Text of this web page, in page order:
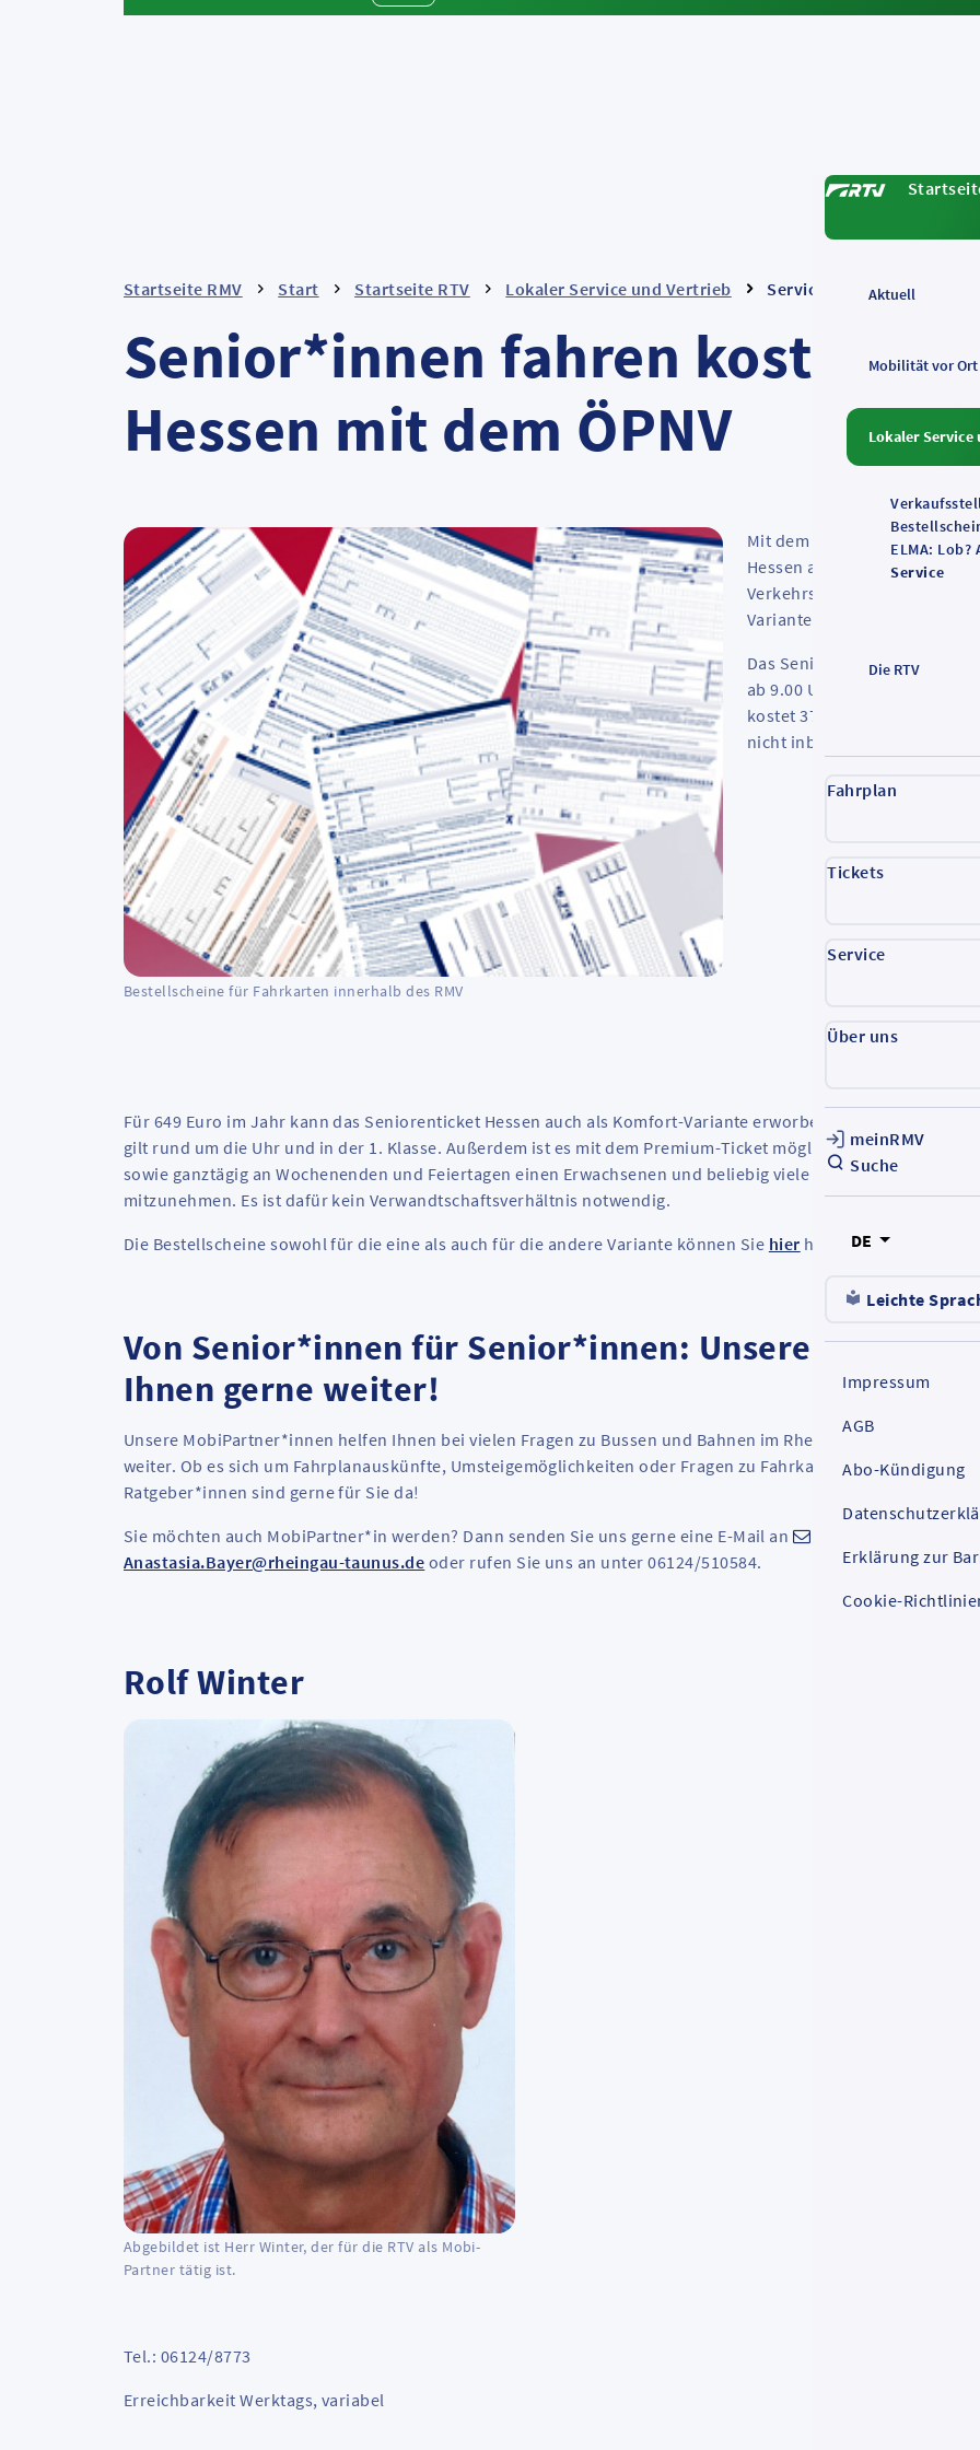
Aktuell
Mobilität vor Ort
Lokaler Service
ELMA: Lob?
Service
Die RTV
Fahrplan
Tickets
Service
Über uns
meinRMV
Suche
DE
Leichte
Impressum
AGB
Abo-Kündigung
Erklärung zur
Cookie-
Startseite RMV Start Startseite RTV Lokaler Service und Vertrieb Service
Senior*innen fahren
Hessen mit dem ÖPNV
Bestellscheine für Fahrkarten innerhalb des RMV
Mit dem Seniorenticket
Hessen ab dem 1. Januar
Verkehrsmitteln von A nach
Varianten – als Basis- und
Das Seniorenticket gilt für
ab 9.00 Uhr morgens sowie
kostet 379 Euro im Jahr.
nicht inbegriffen.
Für 649 Euro im Jahr kann das Seniorenticket Hessen auch als Komfort-Variante erworben werden. Diese
gilt rund um die Uhr und in der 1. Klasse. Außerdem ist es mit dem Premium-Ticket möglich, nach 19.00 Uhr
sowie ganztägig an Wochenenden und Feiertagen einen Erwachsenen und beliebig viele Kinder unter 15
mitzunehmen. Es ist dafür kein Verwandtschaftsverhältnis notwendig.
Die Bestellscheine sowohl für die eine als auch für die andere Variante können Sie hier herunterladen.
Von Senior*innen für Senior*innen: Unsere Mobi-
Ihnen gerne weiter!
Unsere MobiPartner*innen helfen Ihnen bei vielen Fragen zu Bussen und Bahnen im Rheingau-Taunus-Kreis
weiter. Ob es sich um Fahrplanauskünfte, Umsteigemöglichkeiten oder Fragen zu Fahrkarten geht - unsere
Ratgeber*innen sind gerne für Sie da!
Sie möchten auch MobiPartner*in werden? Dann senden Sie uns gerne eine E-Mail an
Anastasia.Bayer@rheingau-taunus.de oder rufen Sie uns an unter 06124/510584.
Rolf Winter
Abgebildet ist Herr Winter, der für die RTV als Mobi-
Partner tätig ist.
Tel.: 06124/8773
Erreichbarkeit Werktags, variabel